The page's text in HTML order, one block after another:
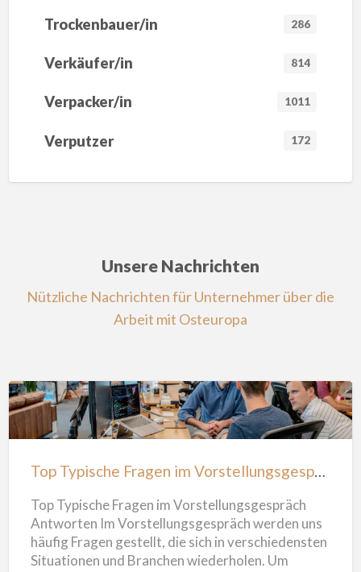
Trockenbauer/in 286
Verkäufer/in 814
Verpacker/in 1011
Verputzer 172
Unsere Nachrichten
Nützliche Nachrichten für Unternehmer über die
Arbeit mit Osteuropa
Top Typische Fragen im Vorstellungsgespräch Antworten
Top Typische Fragen im Vorstellungsgespräch
Antworten Im Vorstellungsgespräch werden uns
häufig Fragen gestellt, die sich in verschiedensten
Situationen und Branchen wiederholen. Um